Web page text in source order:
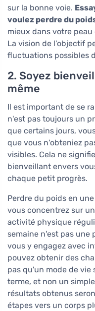
sur la bonne voie.
voulez perdre du
mieux dans votre
La vision de l'objectif
fluctuations possibles
2. Soyez
même
Il est important de se
n'est pas toujours un
que certains jours,
que vous n'obteniez
visibles. Cela ne
bienveillant envers
chaque petit progrès.
Perdre du poids en
vous concentrez sur
activité physique
semaine n'est pas une
vous y engagez avec
pouvez obtenir des
pas qu'un mode de vie
terme, et non un
résultats obtenus
étapes vers un corps